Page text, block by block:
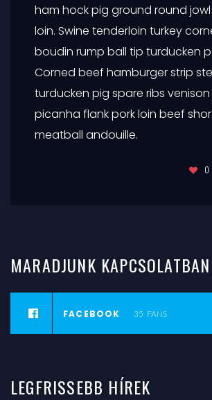
ham hock pig ground round
loin. Swine tenderloin turkey
boudin rump ball tip turducken
Corned beef hamburger strip
turducken pig spare ribs
picanha flank pork loin beef
meatball andouille.
0
MARADJUNK KAPCSOLATBAN
FACEBOOK 35 FANS
LEGFRISSEBB HÍREK